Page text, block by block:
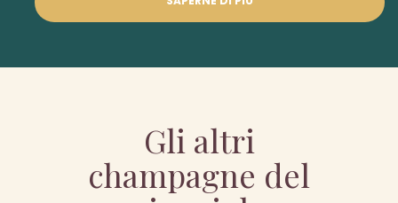
Gli altri
champagne del